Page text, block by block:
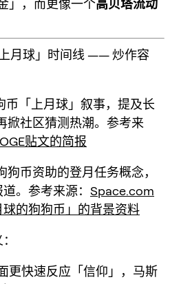
」，而更像一个高贝塔流动
月球」时间线 —— 炒作容
币「上月球」叙事，提及长
掀社区猜测热潮。参考来
贴文的简报
狗币资助的登月任务概念，
。参考来源： Space.com
的狗狗币」的背景资料
更快速反应「信仰」，马斯